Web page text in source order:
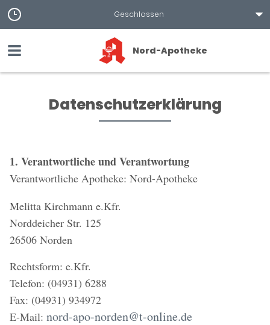
Geschlossen
Nord-Apotheke
Datenschutzerklärung
1. Verantwortliche und Verantwortung
Verantwortliche Apotheke: Nord-Apotheke
Melitta Kirchmann e.Kfr.
Norddeicher Str. 125
26506 Norden
Rechtsform: e.Kfr.
Telefon: (04931) 6288
Fax: (04931) 934972
E-Mail: nord-apo-norden@t-online.de